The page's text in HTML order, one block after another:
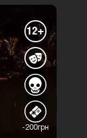
12+
-200грн